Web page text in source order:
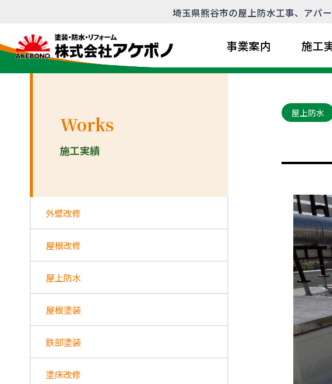
ス
キ
埼玉県熊谷市の屋上防水工事、アパ
事業案内 施工
屋上防水
Works
施工実績
外壁改修
屋根改修
屋上防水
屋根塗装
鉄部塗装
塗床改修